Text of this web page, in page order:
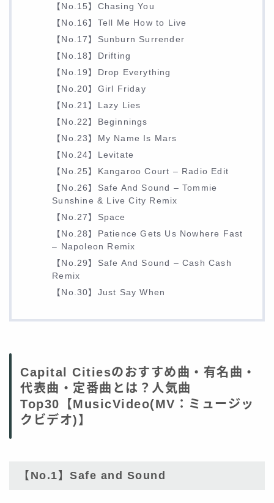
【No.15】Chasing You
【No.16】Tell Me How to Live
【No.17】Sunburn Surrender
【No.18】Drifting
【No.19】Drop Everything
【No.20】Girl Friday
【No.21】Lazy Lies
【No.22】Beginnings
【No.23】My Name Is Mars
【No.24】Levitate
【No.25】Kangaroo Court – Radio Edit
【No.26】Safe And Sound – Tommie
Sunshine & Live City Remix
【No.27】Space
【No.28】Patience Gets Us Nowhere Fast
– Napoleon Remix
【No.29】Safe And Sound – Cash Cash
Remix
【No.30】Just Say When
Capital Citiesのおすすめ曲・有名曲・
代表曲・定番曲とは？人気曲
Top30【MusicVideo(MV：ミュージッ
クビデオ)】
【No.1】Safe and Sound